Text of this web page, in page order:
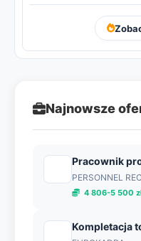
Najnowsze
Pracownik
PERSONNEL
4 806-5 500
Kompletacja